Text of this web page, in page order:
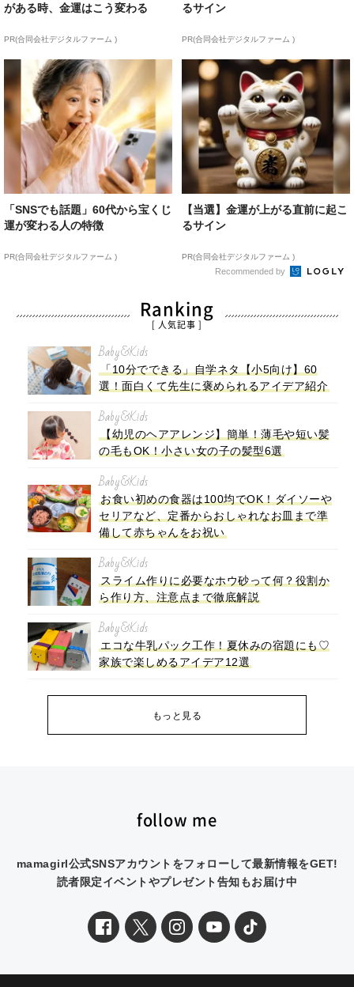
がある時、金運はこう変わる
PR(合同会社デジタルファーム )
るサイン
PR(合同会社デジタルファーム )
「SNSでも話題」60代から宝くじ
運が変わる人の特徴
PR(合同会社デジタルファーム )
【当選】金運が上がる直前に起こ
るサイン
PR(合同会社デジタルファーム )
Recommended by
Ranking
[ 人気記事 ]
Baby&Kids
「10分でできる」自学ネタ【小5向け】60
選！面白くて先生に褒められるアイデア紹介
Baby&Kids
【幼児のヘアアレンジ】簡単！薄毛や短い髪
の毛もOK！小さい女の子の髪型6選
Baby&Kids
お食い初めの食器は100均でOK！ダイソーや
セリアなど、定番からおしゃれなお皿まで準
備して赤ちゃんをお祝い
Baby&Kids
スライム作りに必要なホウ砂って何？役割か
ら作り方、注意点まで徹底解説
Baby&Kids
エコな牛乳パック工作！夏休みの宿題にも♡
家族で楽しめるアイデア12選
もっと見る
follow me
mamagirl公式SNSアカウントをフォローして最新情報をGET!
読者限定イベントやプレゼント告知もお届け中